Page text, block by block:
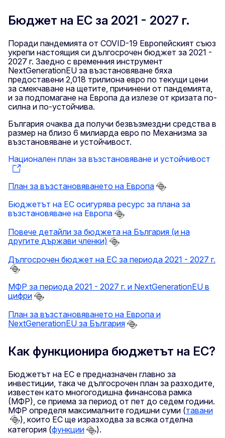
Бюджет на ЕС за 2021 - 2027 г.
Поради пандемията от COVID-19 Европейският съюз
укрепи настоящия си дългосрочен бюджет за 2021 -
2027 г. Заедно с временния инструмент
NextGenerationEU за възстановяване бяха
предоставени 2,018 трилиона евро по текущи цени
за смекчаване на щетите, причинени от пандемията,
и за подпомагане на Европа да излезе от кризата по-
силна и по-устойчива.
България очаква да получи безвъзмездни средства в
размер на близо 6 милиарда евро по Механизма за
възстановяване и устойчивост.
Национален план за възстановяване и устойчивост
План за възстановяването на Европа
Бюджетът на ЕС осигурява ресурс за плана за
възстановяване на Европа
Повече детайли за бюджета на България (и на
другите държави членки)
Дългосрочен бюджет на ЕС за периода 2021 - 2027 г.
МФР за периода 2021 - 2027 г. и NextGenerationEU в
цифри
План за възстановяването на Европа и
NextGenerationEU за България
Как функционира бюджетът на ЕС?
Бюджетът на ЕС е предназначен главно за
инвестиции, така че дългосрочен план за разходите,
известен като многогодишна финансова рамка
(МФР), се приема за период от пет до седем години.
МФР определя максималните годишни суми (тавани
), които ЕС ще изразходва за всяка отделна
категория (функции ).